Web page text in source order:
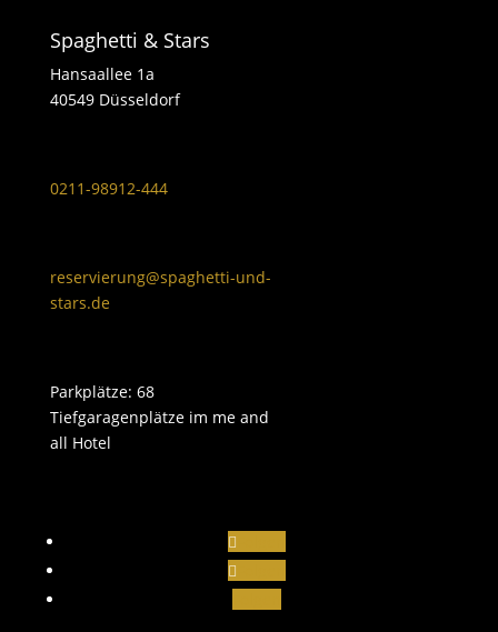
Spaghetti & Stars
Hansaallee 1a
40549 Düsseldorf
0211-98912-444
reservierung@spaghetti-und-
stars.de
Parkplätze: 68
Tiefgaragenplätze im me and
all Hotel